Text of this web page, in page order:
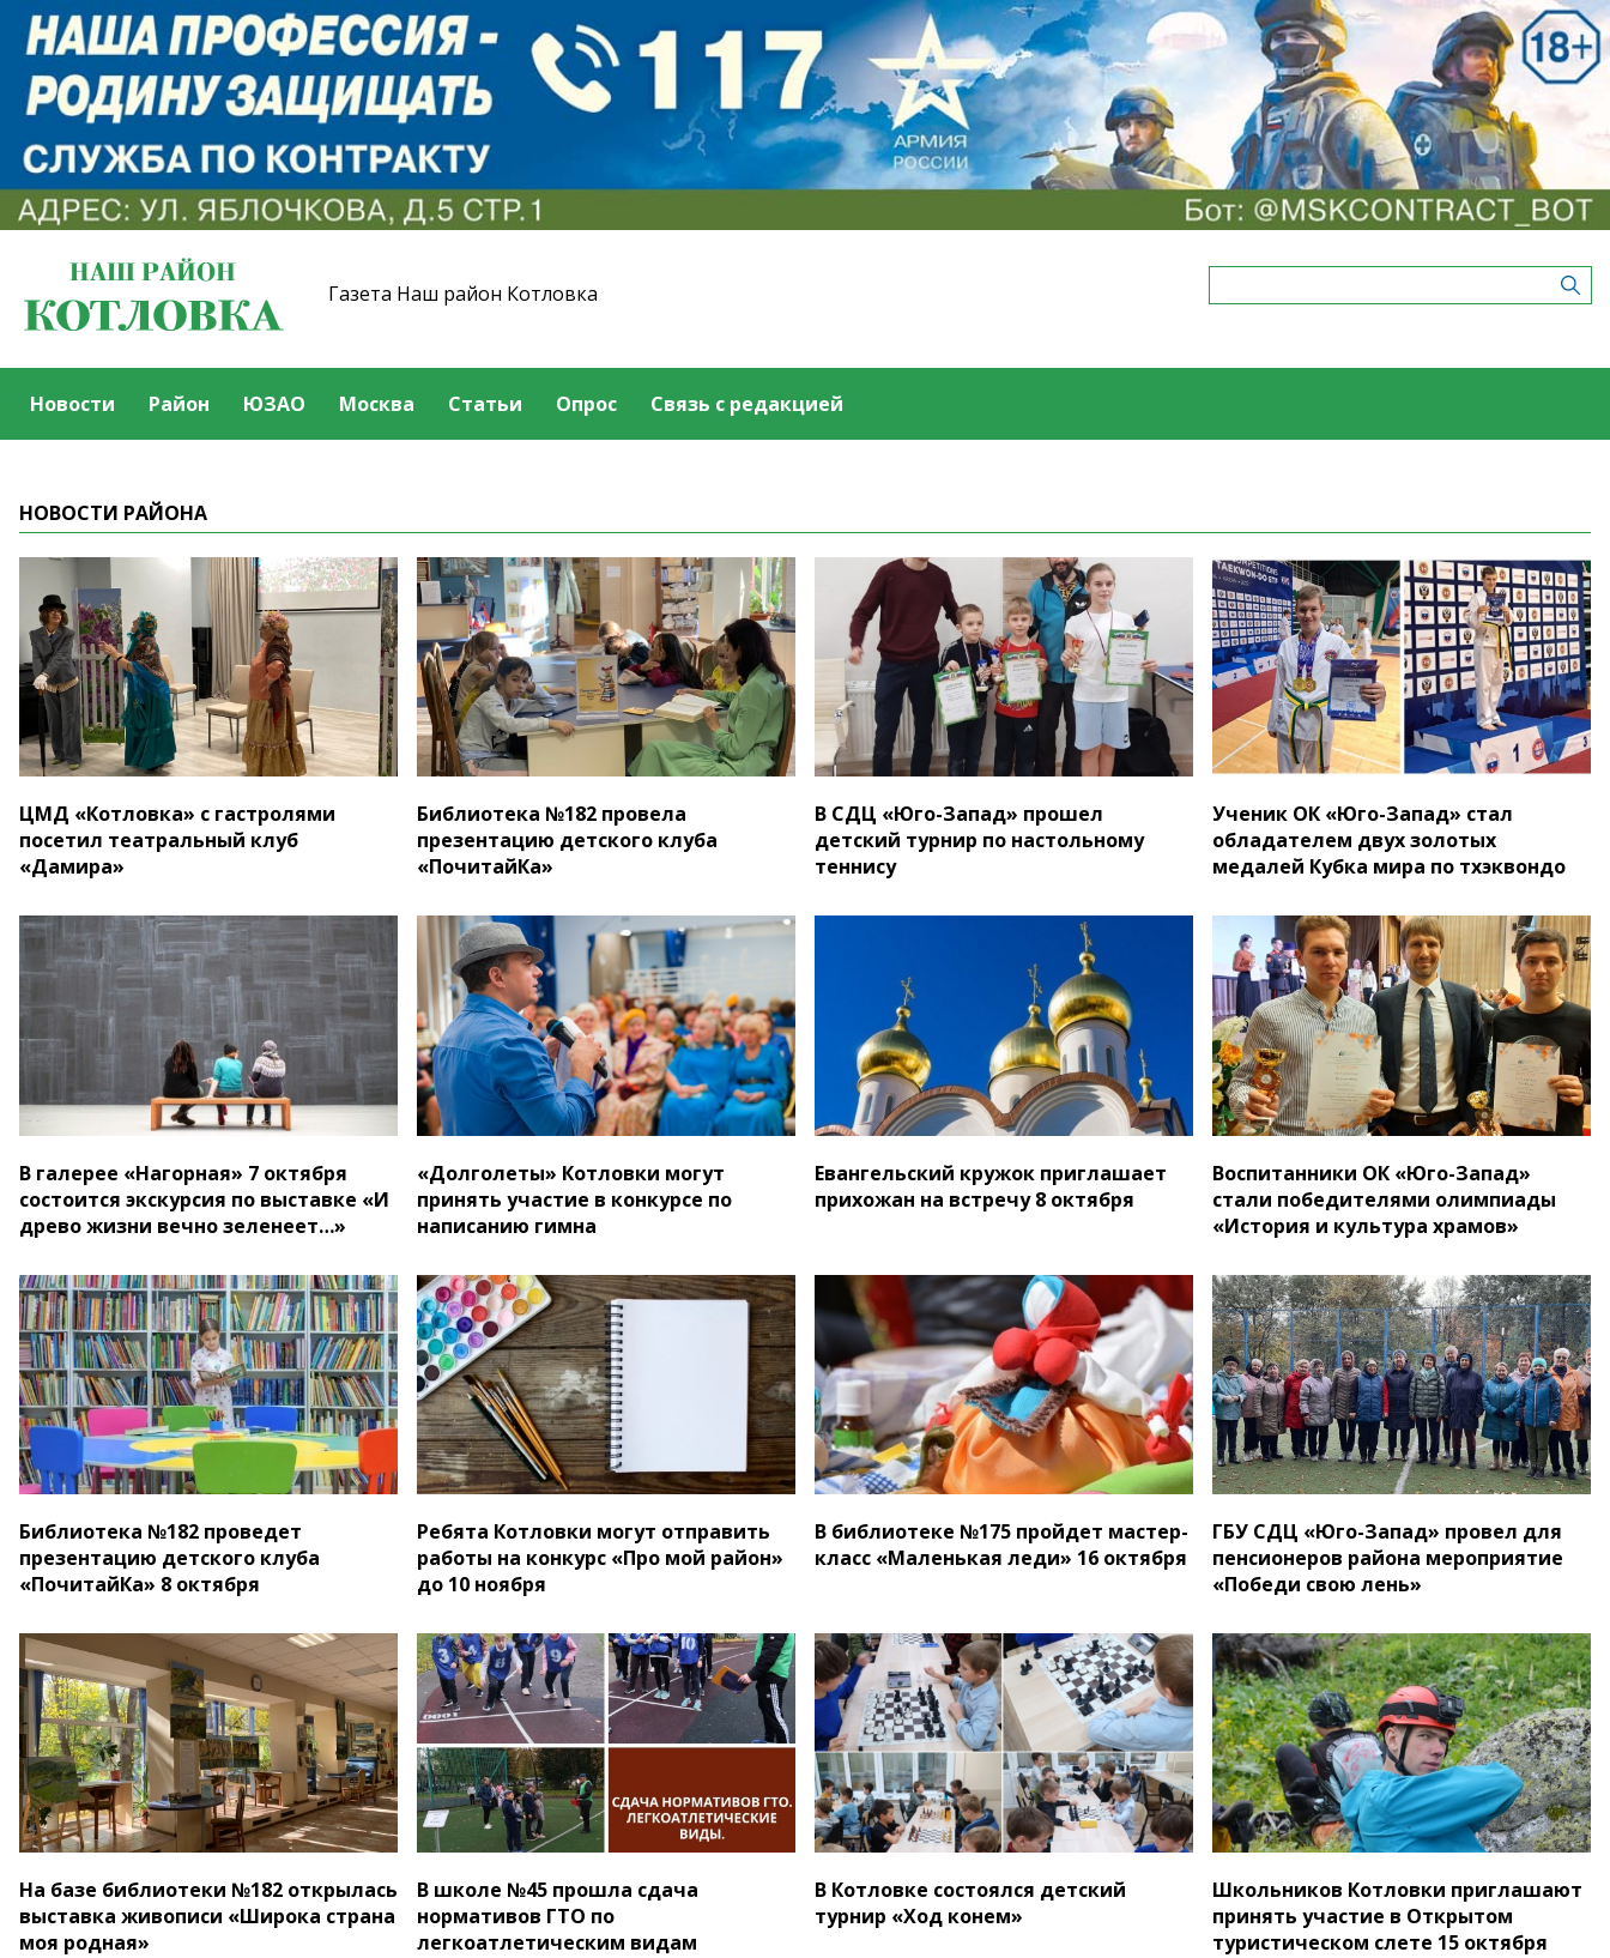
Газета Наш район Котловка
Новости Район ЮЗАО Москва Статьи Опрос Связь с редакцией
НОВОСТИ РАЙОНА
ЦМД «Котловка» с гастролями
посетил театральный клуб
«Дамира»
Библиотека №182 провела
презентацию детского клуба
«ПочитайКа»
В СДЦ «Юго-Запад» прошел
детский турнир по настольному
теннису
Ученик ОК «Юго-Запад» стал
обладателем двух золотых
медалей Кубка мира по тхэквондо
В галерее «Нагорная» 7 октября
состоится экскурсия по выставке «И
древо жизни вечно зеленеет…»
«Долголеты» Котловки могут
принять участие в конкурсе по
написанию гимна
Евангельский кружок приглашает
прихожан на встречу 8 октября
Воспитанники ОК «Юго-Запад»
стали победителями олимпиады
«История и культура храмов»
Библиотека №182 проведет
презентацию детского клуба
«ПочитайКа» 8 октября
Ребята Котловки могут отправить
работы на конкурс «Про мой район»
до 10 ноября
В библиотеке №175 пройдет мастер-
класс «Маленькая леди» 16 октября
ГБУ СДЦ «Юго-Запад» провел для
пенсионеров района мероприятие
«Победи свою лень»
На базе библиотеки №182 открылась
выставка живописи «Широка страна
моя родная»
В школе №45 прошла сдача
нормативов ГТО по
легкоатлетическим видам
В Котловке состоялся детский
турнир «Ход конем»
Школьников Котловки приглашают
принять участие в Открытом
туристическом слете 15 октября